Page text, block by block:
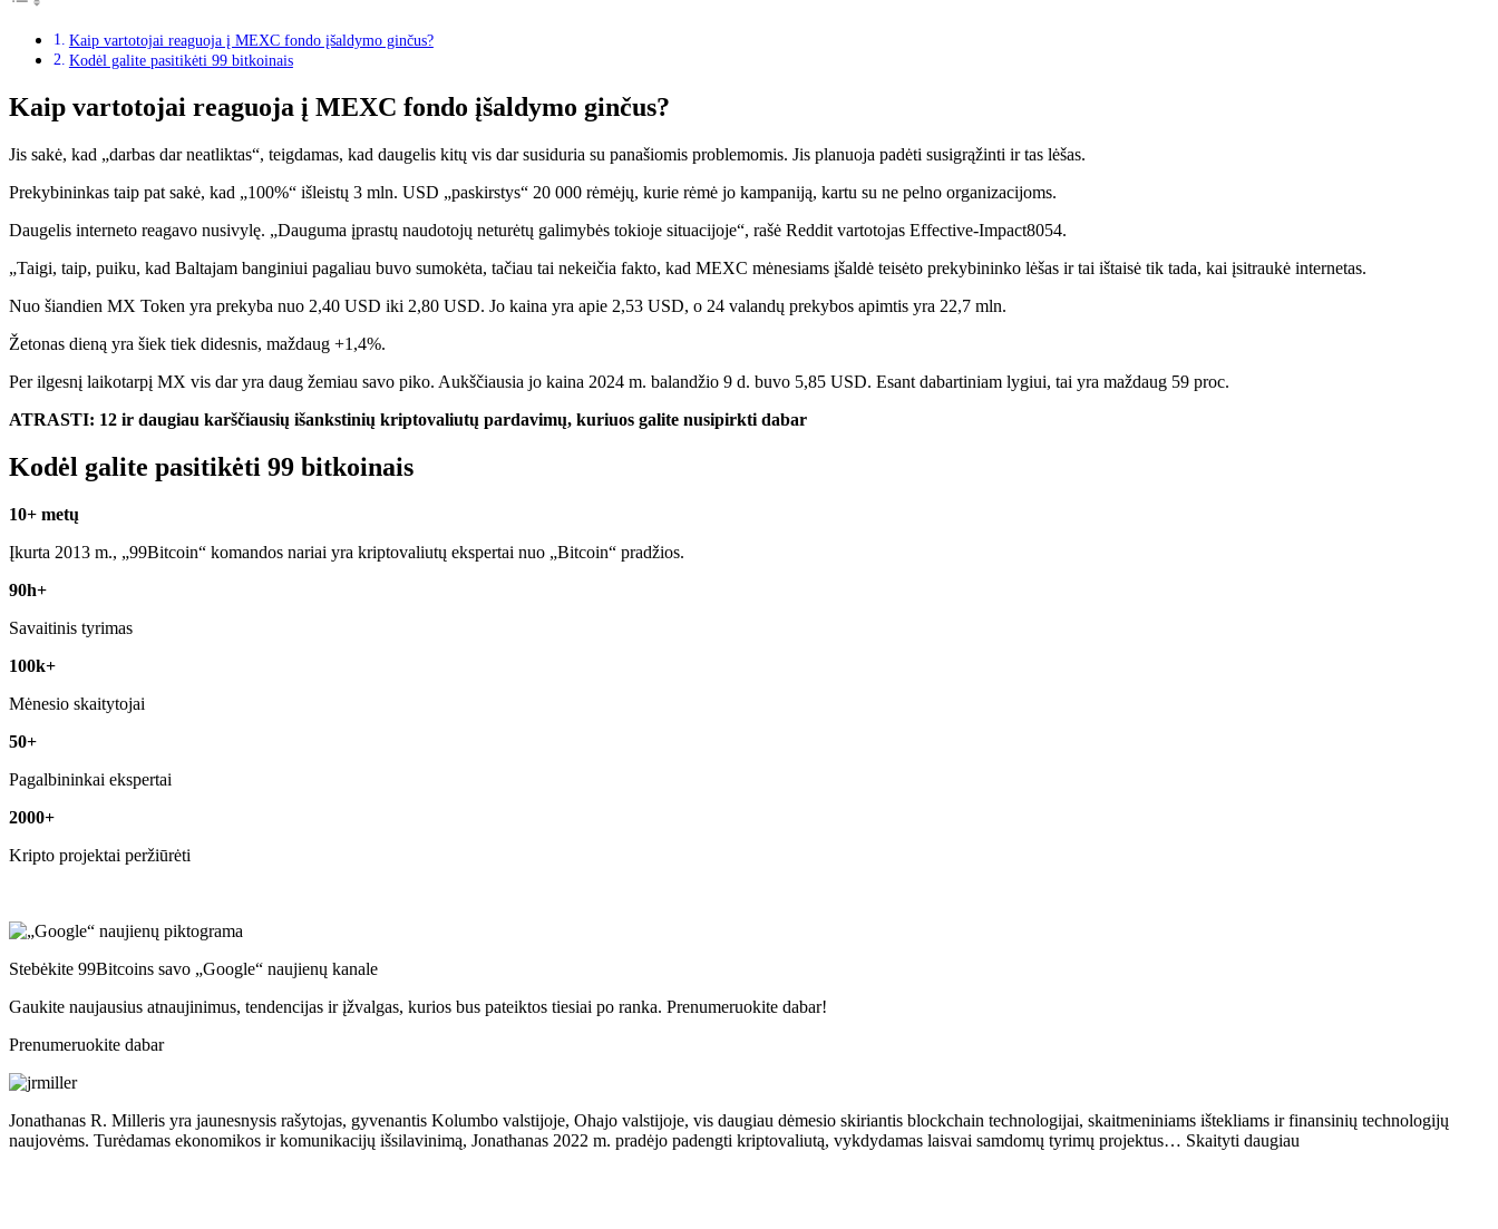
Kaip vartotojai reaguoja į MEXC fondo įšaldymo ginčus?
Kodėl galite pasitikėti 99 bitkoinais
Kaip vartotojai reaguoja į MEXC fondo įšaldymo ginčus?
Jis sakė, kad „darbas dar neatliktas“, teigdamas, kad daugelis kitų vis dar susiduria su panašiomis problemomis. Jis planuoja padėti susigrąžinti ir tas lėšas.
Prekybininkas taip pat sakė, kad „100%“ išleistų 3 mln. USD „paskirstys“ 20 000 rėmėjų, kurie rėmė jo kampaniją, kartu su ne pelno organizacijoms.
Daugelis interneto reagavo nusivylę. „Dauguma įprastų naudotojų neturėtų galimybės tokioje situacijoje“, rašė Reddit vartotojas Effective-Impact8054.
„Taigi, taip, puiku, kad Baltajam banginiui pagaliau buvo sumokėta, tačiau tai nekeičia fakto, kad MEXC mėnesiams įšaldė teisėto prekybininko lėšas ir tai ištaisė tik tada, kai įsitraukė internetas.
Nuo šiandien MX Token yra prekyba nuo 2,40 USD iki 2,80 USD. Jo kaina yra apie 2,53 USD, o 24 valandų prekybos apimtis yra 22,7 mln.
Žetonas dieną yra šiek tiek didesnis, maždaug +1,4%.
Per ilgesnį laikotarpį MX vis dar yra daug žemiau savo piko. Aukščiausia jo kaina 2024 m. balandžio 9 d. buvo 5,85 USD. Esant dabartiniam lygiui, tai yra maždaug 59 proc.
ATRASTI: 12 ir daugiau karščiausių išankstinių kriptovaliutų pardavimų, kuriuos galite nusipirkti dabar
Kodėl galite pasitikėti 99 bitkoinais
10+ metų
Įkurta 2013 m., „99Bitcoin“ komandos nariai yra kriptovaliutų ekspertai nuo „Bitcoin“ pradžios.
90h+
Savaitinis tyrimas
100k+
Mėnesio skaitytojai
50+
Pagalbininkai ekspertai
2000+
Kripto projektai peržiūrėti
Stebėkite 99Bitcoins savo „Google“ naujienų kanale
Gaukite naujausius atnaujinimus, tendencijas ir įžvalgas, kurios bus pateiktos tiesiai po ranka. Prenumeruokite dabar!
Prenumeruokite dabar
Jonathanas R. Milleris yra jaunesnysis rašytojas, gyvenantis Kolumbo valstijoje, Ohajo valstijoje, vis daugiau dėmesio skiriantis blockchain technologijai, skaitmeniniams ištekliams ir finansinių technologijų
naujovėms. Turėdamas ekonomikos ir komunikacijų išsilavinimą, Jonathanas 2022 m. pradėjo padengti kriptovaliutą, vykdydamas laisvai samdomų tyrimų projektus… Skaityti daugiau